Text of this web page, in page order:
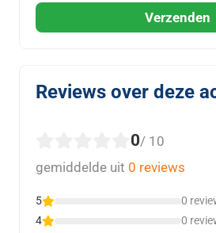
Reviews over deze
0/ 10
gemiddelde uit 0 reviews
5
0
4
0
Verzenden